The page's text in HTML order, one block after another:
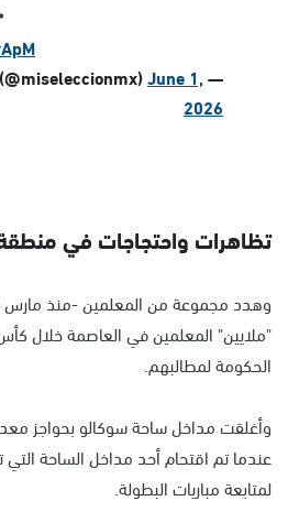
— Selección Nacional (@miseleccionmx)
June 1,
2026
تظاهرات واحتجاجات في
وهدد مجموعة من المعلمين -منذ مارس
"ملايين" المعلمين في العاصمة خلال
الحكومة لمطالبهم.
وأغلقت مداخل ساحة سوكالو بحواجز
عندما تم اقتحام أحد مداخل الساحة
لمتابعة مباريات البطولة.